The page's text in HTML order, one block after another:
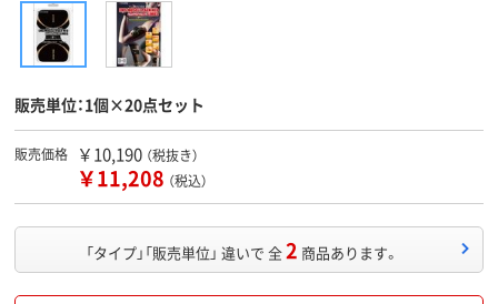
販売単位：1個×20点セット
販売価格 ￥10,190 （税抜き）
￥11,208 （税込）
「タイプ」「販売単位」 違いで 全2 商品あります。